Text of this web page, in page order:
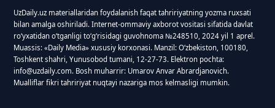
UzDaily.uz materiallaridan foydalanish faqat tahririyatning yozma ruxsati
bilan amalga oshiriladi. Internet-ommaviy axborot vositasi sifatida davlat
roʻyxatidan oʻtganligi toʻgʻrisidagi guvohnoma №248510, 2024 yil 1 aprel.
Muassis: «Daily Media» xususiy korxonasi. Manzil: Oʻzbekiston, 100180,
Toshkent shahri, Yunusobod tumani, 12-27-73. Elektron pochta:
info@uzdaily.com. Bosh muharrir: Umarov Anvar Abrardjanovich.
Mualliflar fikri tahririyat nuqtayi nazariga mos kelmasligi mumkin.